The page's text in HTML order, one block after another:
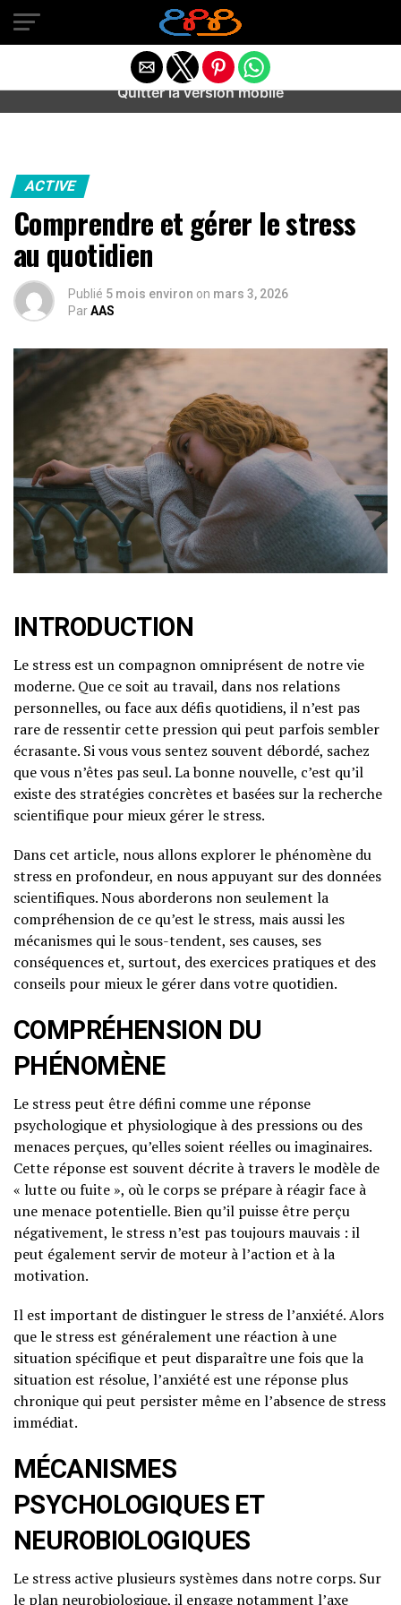
Warning
: preg_match(): Unknown modifier '/' in
/home/u589487443/domains/aideanxietestress.fr/
content/plugins/idev-post-views/includes/class-bots.php
ACTIVE
Comprendre et gérer le stress
au quotidien
Publié 5 mois environ on mars 3, 2026
ParAAS
INTRODUCTION
Le stress est un compagnon omniprésent de notre vie
moderne. Que ce soit au travail, dans nos relations
personnelles, ou face aux défis quotidiens, il n’est pas
rare de ressentir cette pression qui peut parfois sembler
écrasante. Si vous vous sentez souvent débordé, sachez
que vous n’êtes pas seul. La bonne nouvelle, c’est qu’il
existe des stratégies concrètes et basées sur la recherche
scientifique pour mieux gérer le stress.
Dans cet article, nous allons explorer le phénomène du
stress en profondeur, en nous appuyant sur des données
scientifiques. Nous aborderons non seulement la
compréhension de ce qu’est le stress, mais aussi les
mécanismes qui le sous-tendent, ses causes, ses
conséquences et, surtout, des exercices pratiques et des
conseils pour mieux le gérer dans votre quotidien.
COMPRÉHENSION DU
PHÉNOMÈNE
Le stress peut être défini comme une réponse
psychologique et physiologique à des pressions ou des
menaces perçues, qu’elles soient réelles ou imaginaires.
Cette réponse est souvent décrite à travers le modèle de
« lutte ou fuite », où le corps se prépare à réagir face à
une menace potentielle. Bien qu’il puisse être perçu
négativement, le stress n’est pas toujours mauvais : il
peut également servir de moteur à l’action et à la
motivation.
Il est important de distinguer le stress de l’anxiété. Alors
que le stress est généralement une réaction à une
situation spécifique et peut disparaître une fois que la
situation est résolue, l’anxiété est une réponse plus
chronique qui peut persister même en l’absence de stress
immédiat.
MÉCANISMES
PSYCHOLOGIQUES ET
NEUROBIOLOGIQUES
Le stress active plusieurs systèmes dans notre corps. Sur
le plan neurobiologique, il engage notamment l’axe
Quitter la version mobile